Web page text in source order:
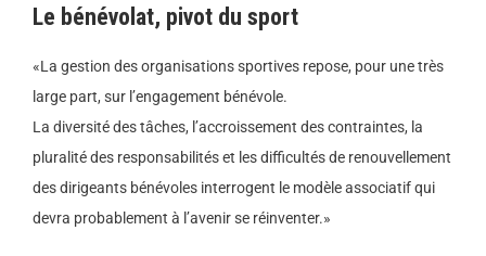
Le bénévolat, pivot du sport
«La gestion des organisations sportives repose, pour une très
large part, sur l’engagement bénévole.
La diversité des tâches, l’accroissement des contraintes, la
pluralité des responsabilités et les difficultés de renouvellement
des dirigeants bénévoles interrogent le modèle associatif qui
devra probablement à l’avenir se réinventer.»